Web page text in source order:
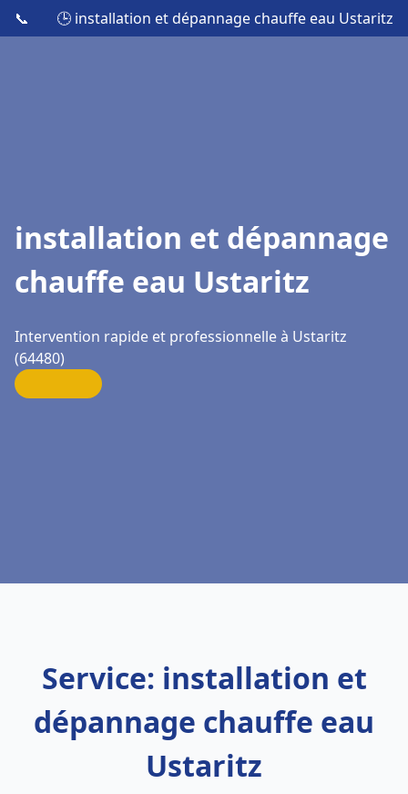
📞 🕒 installation et dépannage chauffe eau Ustaritz
installation et dépannage
chauffe eau Ustaritz
Intervention rapide et professionnelle à Ustaritz
(64480)
Service: installation et
dépannage chauffe eau
Ustaritz